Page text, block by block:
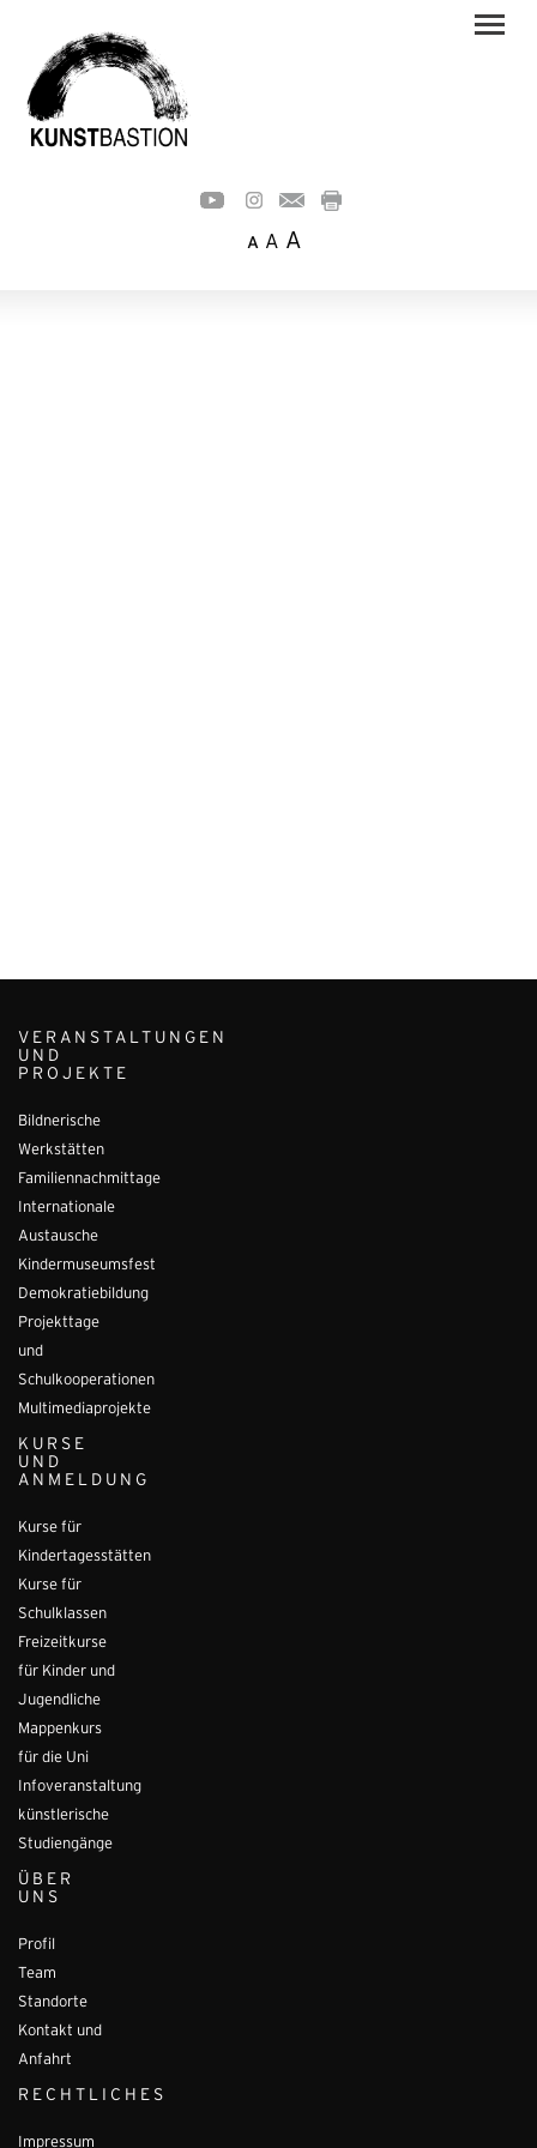
A A A
VERANSTALTUNGEN
UND
PROJEKTE
Bildnerische
Werkstätten
Familiennachmittage
Internationale
Austausche
Kindermuseumsfest
Demokratiebildung
Projekttage
und
Schulkooperationen
Multimediaprojekte
KURSE
UND
ANMELDUNG
Kurse für
Kindertagesstätten
Kurse für
Schulklassen
Freizeitkurse
für Kinder und
Jugendliche
Mappenkurs
für die Uni
Infoveranstaltung
künstlerische
Studiengänge
ÜBER
UNS
Profil
Team
Standorte
Kontakt und
Anfahrt
RECHTLICHES
Impressum